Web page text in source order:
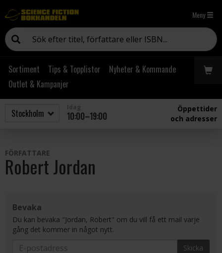
Meny
Sortiment Tips & Topplistor
Nyheter & Kommande
Outlet & Kampanjer
10:00–19:00
Öppettider
och adresser
FÖRFATTARE
Robert Jordan
Bevaka
Du kan bevaka "Jordan, Robert" om du vill få ett mail varje
gång det kommer in något nytt.
Skicka